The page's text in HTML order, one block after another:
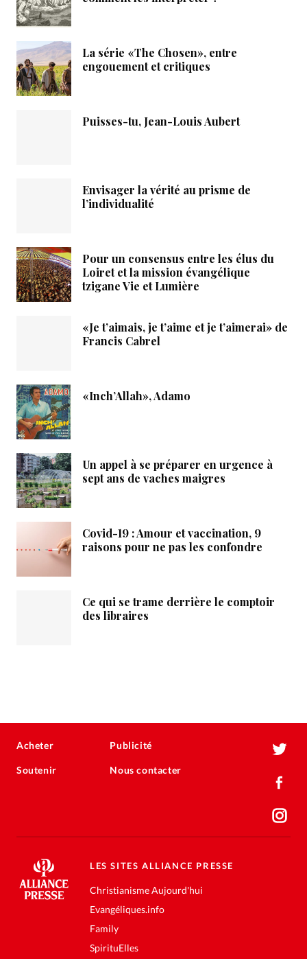
La série «The Chosen», entre
engouement et critiques
Puisses-tu, Jean-Louis Aubert
Envisager la vérité au prisme de
l’individualité
Pour un consensus entre les élus du
Loiret et la mission évangélique
tzigane Vie et Lumière
«Je t’aimais, je t’aime et je t’aimerai» de
Francis Cabrel
«Inch’Allah», Adamo
Un appel à se préparer en urgence à
sept ans de vaches maigres
Covid-19 : Amour et vaccination, 9
raisons pour ne pas les confondre
Ce qui se trame derrière le comptoir
des libraires
Acheter
Soutenir
Publicité
Nous contacter
LES SITES ALLIANCE PRESSE
Christianisme Aujourd'hui
Evangéliques.info
Family
SpirituElles